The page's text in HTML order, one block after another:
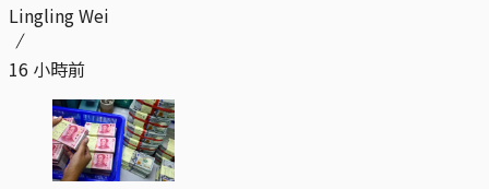
Lingling Wei
16 小時前